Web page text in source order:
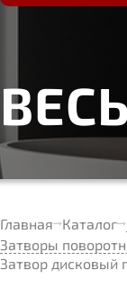
Главная Каталог
Затворы
Затвор